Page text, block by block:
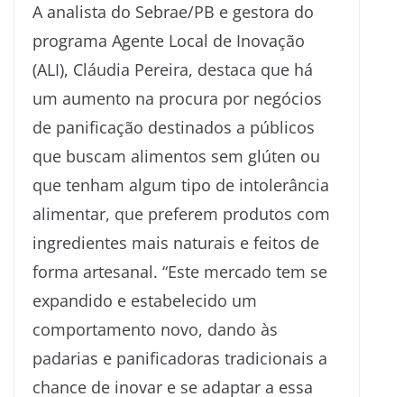
A analista do Sebrae/PB e gestora do
programa Agente Local de Inovação
(ALI), Cláudia Pereira, destaca que há
um aumento na procura por negócios
de panificação destinados a públicos
que buscam alimentos sem glúten ou
que tenham algum tipo de intolerância
alimentar, que preferem produtos com
ingredientes mais naturais e feitos de
forma artesanal. “Este mercado tem se
expandido e estabelecido um
comportamento novo, dando às
padarias e panificadoras tradicionais a
chance de inovar e se adaptar a essa